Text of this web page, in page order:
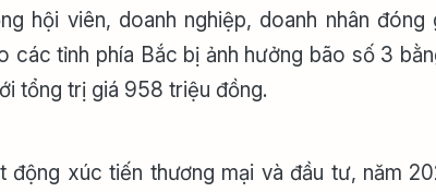
hội viên, doanh nghiệp, doanh nhân đóng
các tỉnh phía Bắc bị ảnh hưởng bão số 3
tổng trị giá 958 triệu đồng.
động xúc tiến thương mại và đầu tư, năm